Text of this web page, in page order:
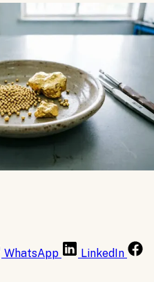
WhatsApp
LinkedIn